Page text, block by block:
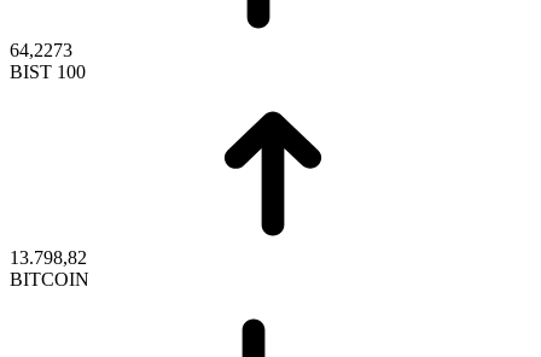
64,2273
BIST 100
13.798,82
BITCOIN